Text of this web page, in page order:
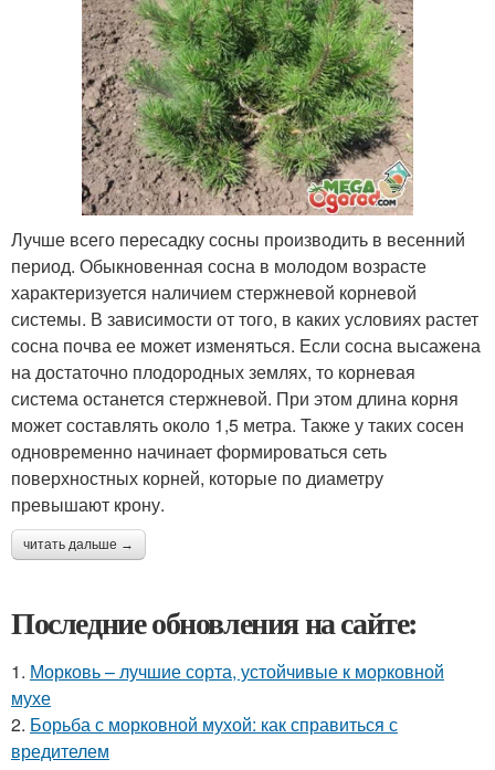
Лучше всего пересадку сосны производить в весенний
период. Обыкновенная сосна в молодом возрасте
характеризуется наличием стержневой корневой
системы. В зависимости от того, в каких условиях растет
сосна почва ее может изменяться. Если сосна высажена
на достаточно плодородных землях, то корневая
система останется стержневой. При этом длина корня
может составлять около 1,5 метра. Также у таких сосен
одновременно начинает формироваться сеть
поверхностных корней, которые по диаметру
превышают крону.
читать дальше →
Последние обновления на сайте:
1. Морковь – лучшие сорта, устойчивые к морковной
мухе
2. Борьба с морковной мухой: как справиться с
вредителем